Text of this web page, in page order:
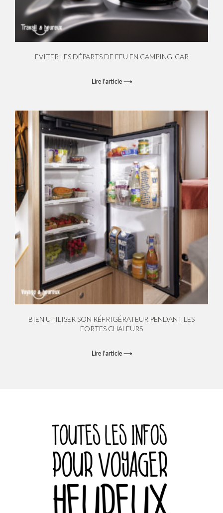
EVITER LES DÉPARTS DE FEU EN CAMPING-CAR
Lire l'article ⟶
BIEN UTILISER SON RÉFRIGÉRATEUR PENDANT LES
FORTES CHALEURS
Lire l'article ⟶